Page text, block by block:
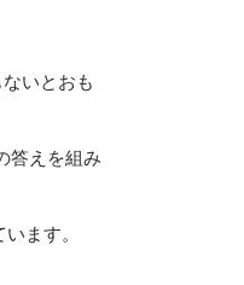
いとおも
答えを組み
ます。